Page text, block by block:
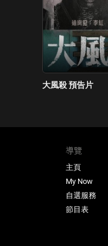
大風殺 預告片
導覽
主頁
My Now
自選服務
節目表